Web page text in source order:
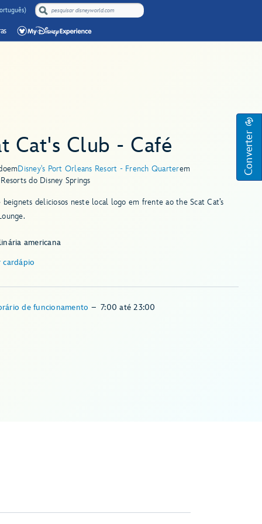
Converter
Cat's Club - Café
emDisney's Port Orleans Resort - French Quarterem
do Disney Springs
beignets deliciosos neste local logo em frente ao the Scat Cat’s
cardápio
americana
de funcionamento –7:00 até 23:00